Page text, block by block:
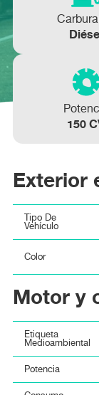
150
Tipo De
Vehículo
Color
Motor
Etiqueta
Medioambiental
Potencia